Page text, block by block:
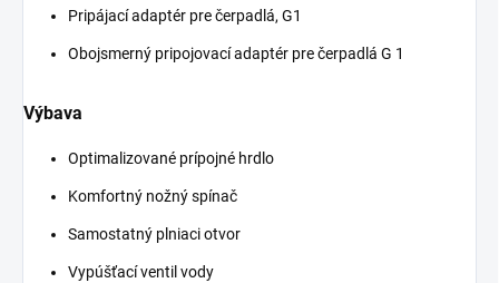
Pripájací adaptér pre čerpadlá, G1
Obojsmerný pripojovací adaptér pre čerpadlá G 1
Výbava
Optimalizované prípojné hrdlo
Komfortný nožný spínač
Samostatný plniaci otvor
Vypúšťací ventil vody